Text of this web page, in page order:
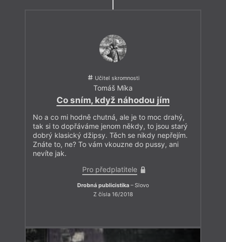
Učitel skromnosti
Tomáš Míka
Co sním, když náhodou jím
No a co mi hodně chutná, ale je to moc drahý,
tak si to dopřáváme jenom někdy, to jsou starý
dobrý klasický džipsy. Těch se nikdy nepřejím.
Znáte to, ne? To vám vkouzne do pussy, ani
nevíte jak.
Pro předplatitele
Drobná publicistika – Slovo
Z čísla 16/2018